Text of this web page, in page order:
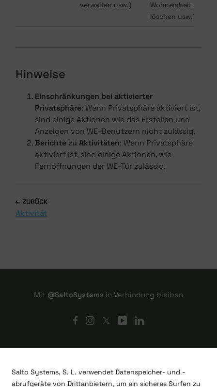
verwalten usw.)
Wohneinheit
löschen usw.)
Hinweise
Einschränkungen bei aktivierter
Privatsphäre: Wenn Privatsphäre aktiviert ist,
sind einige Aktionen wie das Erstellen und
Anzeigen von WE-Benutzern nicht zulässig.
Berichte zu Aktivitäten: Wenn Privatsphäre
aktiviert ist, sind einige Aktionen, wie
Fernöffnungen der WE-Tür zulässig.
ZURÜCK
Aktivität
Mit @SaltoSystems in Verbindung bleiben
Salto Systems, S. L. verwendet Datenspeicher- und -
abrufgeräte von Drittanbietern, um ein sicheres Surfen zu